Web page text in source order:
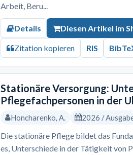
Arbeit, Beru...
Details Diesen Artikel im
Zitation kopieren RIS
Stationäre Versorgung:
Pflegefachpersonen in der
Honcharenko, A. 2026 /
Die stationäre Pflege bildet das
es, Unterschiede in der Tätigkeit von